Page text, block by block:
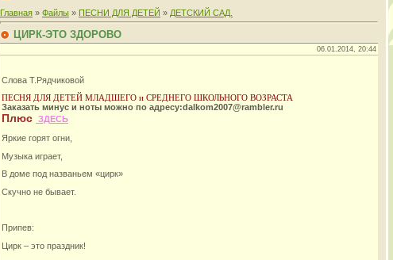
Комарова
Главная » Файлы » ПЕСНИ ДЛЯ ДЕТЕЙ » ДЕТСКИЙ САД.
ЦИРК-ЭТО ЗДОРОВО
06.01.2014, 20:44
Слова Т.Рядчиковой
ПЕСНЯ ДЛЯ ДЕТЕЙ МЛАДШЕГО и СРЕДНЕГО ШКОЛЬНОГО ВОЗРАСТА
Заказать минус и ноты можно по адресу:dalkom2007@rambler.ru
Плюс ЗДЕСЬ
Яркие горят огни,
Музыка играет,
В доме под названьем «цирк»
Скучно не бывает.
Припев:
Цирк – это праздник!